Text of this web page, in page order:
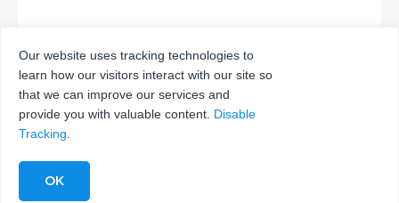
ENVÍA
Our website uses tracking technologies to
learn how our visitors interact with our site so
that we can improve our services and
provide you with valuable content. Disable
Tracking